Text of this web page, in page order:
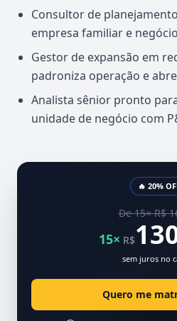
Consultor de
empresa familiar e
Gestor de expansão em
padroniza operação e
Analista sênior pronto
unidade de negócio com
🔥 20%
De 15× R$
15× R$
sem juros no
Quero me